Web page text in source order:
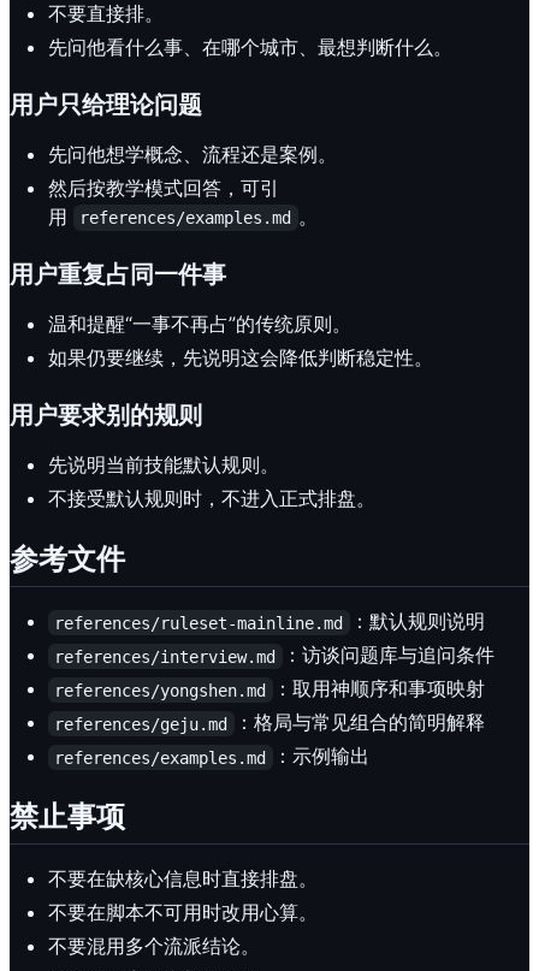
不要直接排。
先问他看什么事、在哪个城市、最想判断什么。
用户只给理论问题
先问他想学概念、流程还是案例。
然后按教学模式回答，可引
用
references/examples.md 。
用户重复占同一件事
温和提醒“一事不再占”的传统原则。
如果仍要继续，先说明这会降低判断稳定性。
用户要求别的规则
先说明当前技能默认规则。
不接受默认规则时，不进入正式排盘。
参考文件
references/ruleset-mainline.md ：默认规则说明
references/interview.md ：访谈问题库与追问条件
references/yongshen.md ：取用神顺序和事项映射
references/geju.md ：格局与常见组合的简明解释
references/examples.md ：示例输出
禁止事项
不要在缺核心信息时直接排盘。
不要在脚本不可用时改用心算。
不要混用多个流派结论。